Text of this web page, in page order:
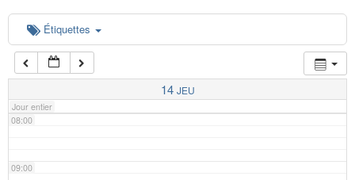
Étiquettes
14 JEU
Jour entier
06:00
07:00
08:00
09:00